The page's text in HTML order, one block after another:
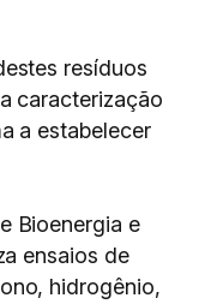
resíduos
caracterização
a estabelecer
Bioenergia e
ensaios de
hidrogênio,